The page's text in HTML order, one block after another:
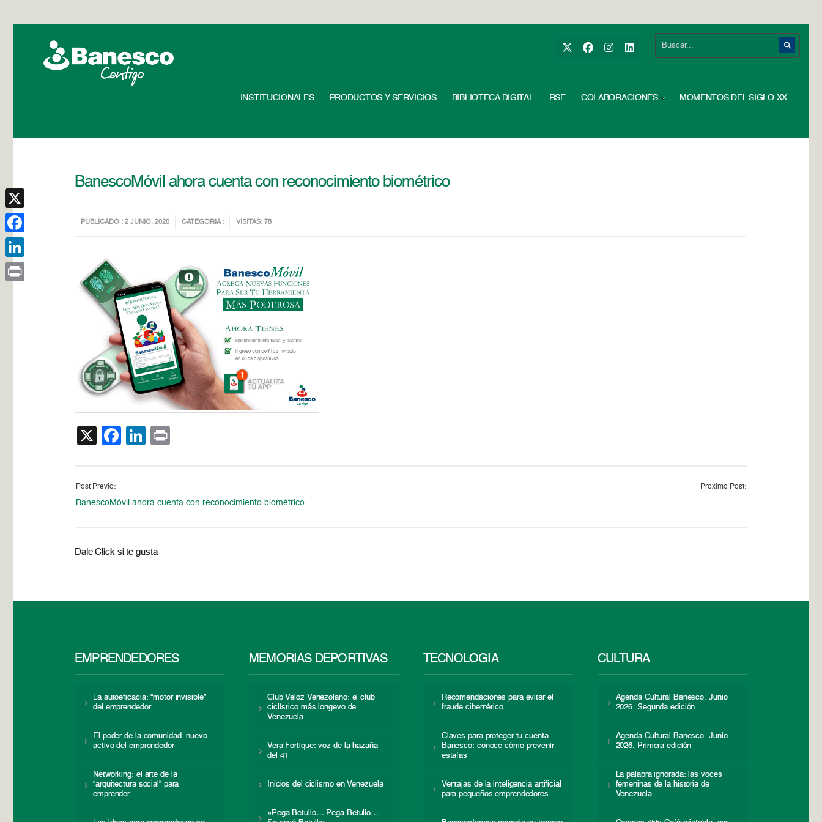
INSTITUCIONALES PRODUCTOS Y SERVICIOS BIBLIOTECA DIGITAL RSE COLABORACIONES MOMENTOS DEL SIGLO XX
BanescoMóvil ahora cuenta con reconocimiento biométrico
PUBLICADO : 2 JUNIO, 2020 CATEGORIA : VISITAS: 78
X Facebook
LinkedIn
Post Previo:
BanescoMóvil ahora cuenta con reconocimiento biométrico
Proximo Post:
Dale Click si te gusta
EMPRENDEDORES
La autoeficacia: “motor invisible”
del emprendedor
El poder de la comunidad: nuevo
activo del emprendedor
Networking: el arte de la
“arquitectura social” para
emprender
MEMORIAS DEPORTIVAS
Club Veloz Venezolano: el club
ciclístico más longevo de
Venezuela
Vera Fortique: voz de la hazaña
del 41
Inicios del ciclismo en Venezuela
«Pega Betulio… Pega Betulio…
TECNOLOGÍA
Recomendaciones para evitar el
fraude cibernético
Claves para proteger tu cuenta
Banesco: conoce cómo prevenir
estafas
Ventajas de la inteligencia artificial
para pequeños emprendedores
CULTURA
Agenda Cultural Banesco. Junio
2026. Segunda edición
Agenda Cultural Banesco. Junio
2026. Primera edición
La palabra ignorada: las voces
femeninas de la historia de
Venezuela
X
Facebook
LinkedIn